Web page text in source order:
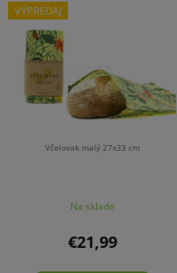
VÝPREDAJ
Včelovak malý 27x33 cm
Na sklade
€21,99